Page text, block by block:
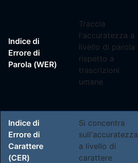
Indice di
Errore di
Parola (WER)
Traccia
l'accuratezza a
livello di parola
rispetto a
trascrizioni
umane
Indice di
Errore di
Carattere
(CER)
Si concentra
sull'accuratezza
a livello di
carattere